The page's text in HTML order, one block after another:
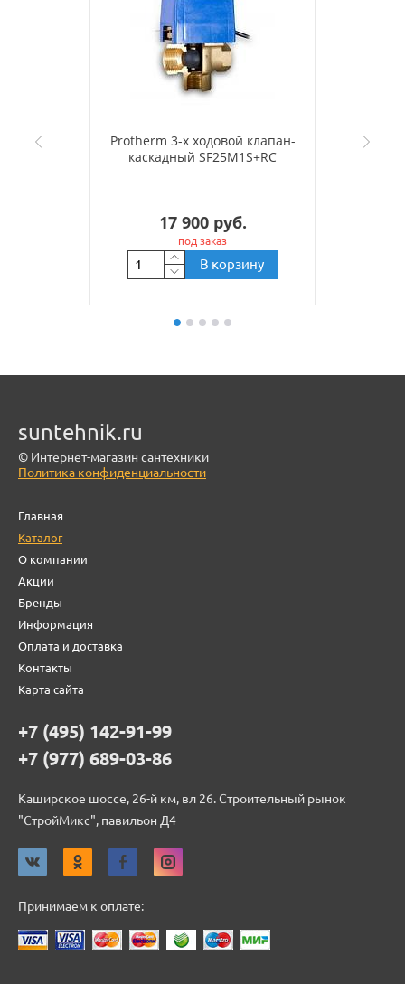
Protherm 3-х ходовой клапан-
каскадный SF25M1S+RC
17 900 руб.
под заказ
В корзину
suntehnik.ru
© Интернет-магазин сантехники
Политика конфиденциальности
Главная
Каталог
О компании
Акции
Бренды
Информация
Оплата и доставка
Контакты
Карта сайта
+7 (495) 142-91-99
+7 (977) 689-03-86
Каширское шоссе, 26-й км, вл 26. Строительный рынок
"СтройМикс", павильон Д4
Принимаем к оплате: